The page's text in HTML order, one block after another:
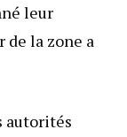
leur
la zone a
autorités